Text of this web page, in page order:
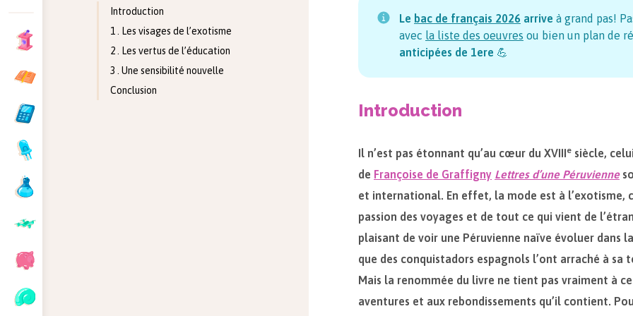
Introduction
1 . Les visages de l’exotisme
2 . Les vertus de l’éducation
3 . Une sensibilité nouvelle
Conclusion
Le bac de français 2026 arrive à grand pas!
avec la liste des oeuvres ou bien un plan de
anticipées de 1ere 💪
Introduction
Il n’est pas étonnant qu’au cœur du XVIIIe siècle,
de Françoise de Graffigny Lettres d’une Péruvienne
et international. En effet, la mode est à l’exotisme,
passion des voyages et de tout ce qui vient de
plaisant de voir une Péruvienne naïve évoluer dans
que des conquistadors espagnols l’ont arraché à sa
Mais la renommée du livre ne tient pas vraiment à
aventures et aux rebondissements qu’il contient.